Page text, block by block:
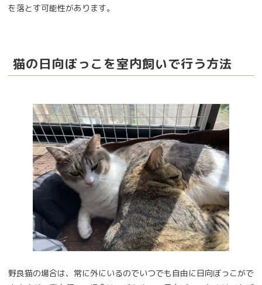
を落とす可能性があります。
猫の日向ぼっこを室内飼いで行う方法
野良猫の場合は、常に外にいるのでいつでも自由に日向ぼっこがで